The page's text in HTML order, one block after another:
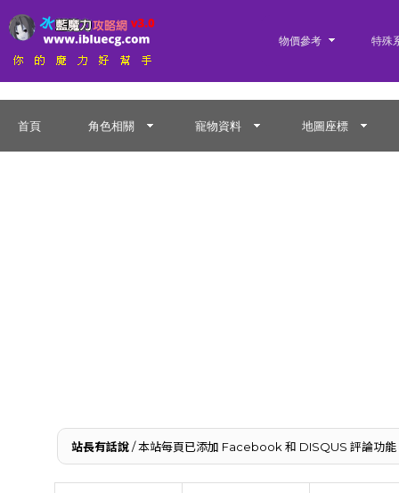
物價參考 特殊
首頁 角色相關 寵物資料 地圖座標
站長有話說/ 本站每頁已添加 Facebook 和 DISQUS 評論功能